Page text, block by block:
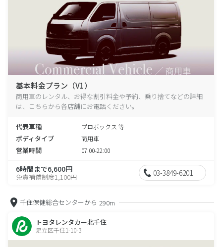
基本料金プラン（V1）
商用車のレンタル、お得な割引料金や予約、乗り捨てなどの詳細
は、こちらから各店舗にお電話ください。
代表車種 プロボックス 等
ボディタイプ 商用車
営業時間 07:00-22:00
6時間まで6,600円
免責補償制度1,100円 03-3849-6201
千住保健総合センターから 290m
トヨタレンタカー北千住
足立区千住1-10-3